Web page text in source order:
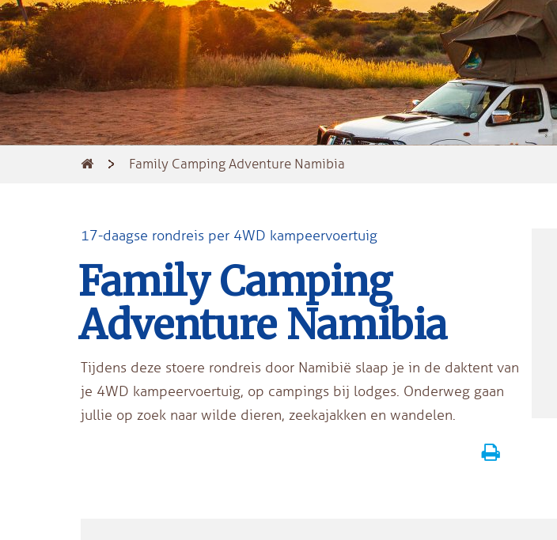
Family Camping Adventure Namibia
17-daagse rondreis per 4WD kampeervoertuig
Family Camping
Adventure Namibia
Tijdens deze stoere rondreis door Namibië slaap je in de daktent van
je 4WD kampeervoertuig, op campings bij lodges. Onderweg gaan
jullie op zoek naar wilde dieren, zeekajakken en wandelen.